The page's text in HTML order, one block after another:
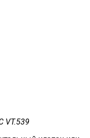
VT.539